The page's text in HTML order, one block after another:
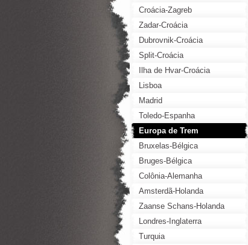
Croácia-Zagreb
Zadar-Croácia
Dubrovnik-Croácia
Split-Croácia
Ilha de Hvar-Croácia
Lisboa
Madrid
Toledo-Espanha
Europa de Trem
Bruxelas-Bélgica
Bruges-Bélgica
Colônia-Alemanha
Amsterdã-Holanda
Zaanse Schans-Holanda
Londres-Inglaterra
Turquia